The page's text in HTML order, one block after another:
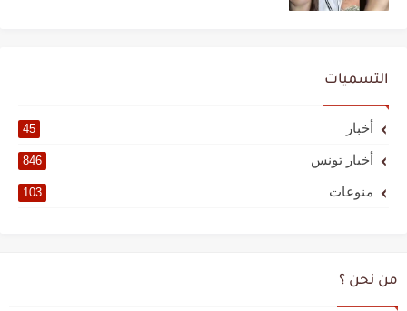
التسميات
أخبار 45
أخبار تونس 846
منوعات 103
من نحن ؟